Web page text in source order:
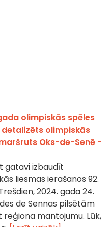
olimpiskās spēles
detalizēts olimpiskās
Oks-de-Senē -
gatavi izbaudīt
liesmas ierašanos 92.
2024. gada 24.
de Sennas pilsētām
mantojumu. Lūk,